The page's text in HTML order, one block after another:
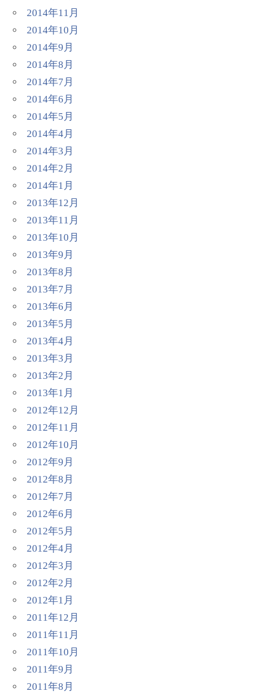
2014年11月
2014年10月
2014年9月
2014年8月
2014年7月
2014年6月
2014年5月
2014年4月
2014年3月
2014年2月
2014年1月
2013年12月
2013年11月
2013年10月
2013年9月
2013年8月
2013年7月
2013年6月
2013年5月
2013年4月
2013年3月
2013年2月
2013年1月
2012年12月
2012年11月
2012年10月
2012年9月
2012年8月
2012年7月
2012年6月
2012年5月
2012年4月
2012年3月
2012年2月
2012年1月
2011年12月
2011年11月
2011年10月
2011年9月
2011年8月